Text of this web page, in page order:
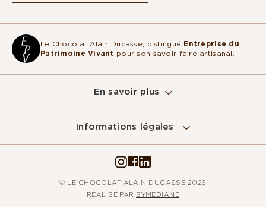
Le Chocolat Alain Ducasse, distingué Entreprise du
Patrimoine Vivant pour son savoir-faire artisanal.
En savoir plus
Informations légales
© LE CHOCOLAT ALAIN DUCASSE 2026
RÉALISÉ PAR SYMEDIANE